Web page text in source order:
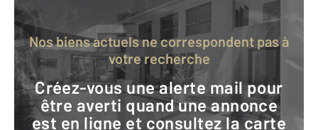
Nos biens actuels ne correspondent pas à
votre recherche
Créez-vous une alerte mail pour
être averti quand une annonce
est en ligne et consultez la carte